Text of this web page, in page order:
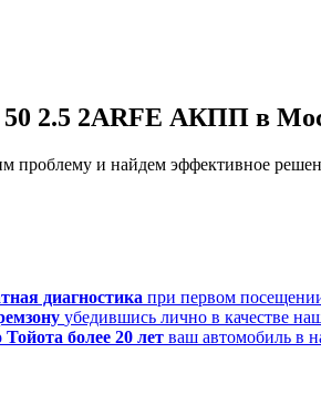
50 2.5 2ARFE АКПП в
проблему и найдем эффективное
диагностика при первом
убедившись лично в качестве
более 20 лет ваш автомобиль в